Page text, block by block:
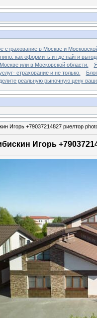
страхование в Москве и
как оформить и где найти
или в Московской области.
страхование и не только.
Блог
реальную рыночную цену
Игорь +79037214827 риелтор
Игорь